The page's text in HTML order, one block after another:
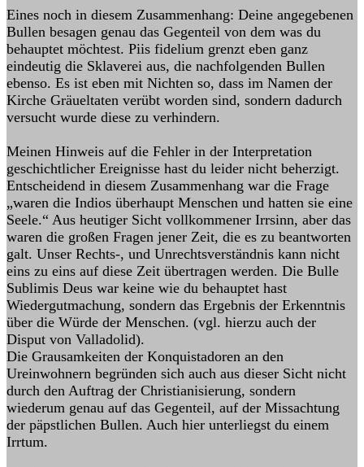
Eines noch in diesem Zusammenhang: Deine angegebenen
Bullen besagen genau das Gegenteil von dem was du
behauptet möchtest. Piis fidelium grenzt eben ganz
eindeutig die Sklaverei aus, die nachfolgenden Bullen
ebenso. Es ist eben mit Nichten so, dass im Namen der
Kirche Gräueltaten verübt worden sind, sondern dadurch
versucht wurde diese zu verhindern.
Meinen Hinweis auf die Fehler in der Interpretation
geschichtlicher Ereignisse hast du leider nicht beherzigt.
Entscheidend in diesem Zusammenhang war die Frage
„waren die Indios überhaupt Menschen und hatten sie eine
Seele.“ Aus heutiger Sicht vollkommener Irrsinn, aber das
waren die großen Fragen jener Zeit, die es zu beantworten
galt. Unser Rechts-, und Unrechtsverständnis kann nicht
eins zu eins auf diese Zeit übertragen werden. Die Bulle
Sublimis Deus war keine wie du behauptet hast
Wiedergutmachung, sondern das Ergebnis der Erkenntnis
über die Würde der Menschen. (vgl. hierzu auch der
Disput von Valladolid).
Die Grausamkeiten der Konquistadoren an den
Ureinwohnern begründen sich auch aus dieser Sicht nicht
durch den Auftrag der Christianisierung, sondern
wiederum genau auf das Gegenteil, auf der Missachtung
der päpstlichen Bullen. Auch hier unterliegst du einem
Irrtum.